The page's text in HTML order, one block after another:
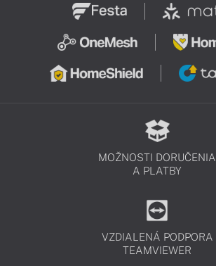
MOŽNOSTI DORUČENIA
A PLATBY
VZDIALENÁ PODPORA
TEAMVIEWER